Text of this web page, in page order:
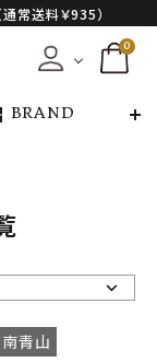
常送料￥935）
0
BRAND
青山